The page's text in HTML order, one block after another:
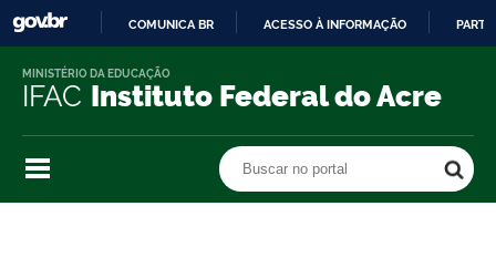
O
COMUNICA BR ACESSO À INFORMAÇÃO
IFAC Instituto Federal do Acre
MINISTÉRIO DA EDUCAÇÃO
Buscar no portal